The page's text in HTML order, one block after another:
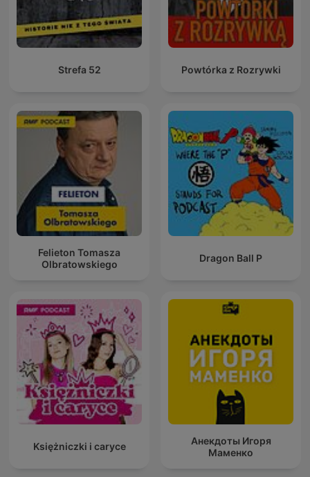
Strefa 52 Powtórka z Rozrywki
Felieton Tomasza
Olbratowskiego
Dragon Ball P
Księżniczki i caryce
Анекдоты Игоря
Маменко